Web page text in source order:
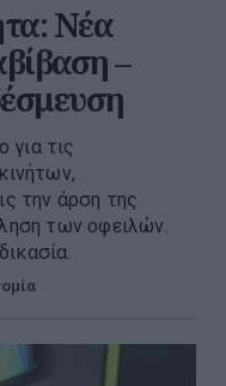
Νέα
–
για τις
την άρση της
των οφειλών.